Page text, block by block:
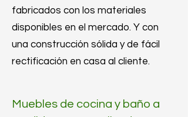
fabricados con los materiales
disponibles en el mercado. Y con
una construcción sólida y de fácil
rectificación en casa al cliente.
Muebles de cocina y baño a